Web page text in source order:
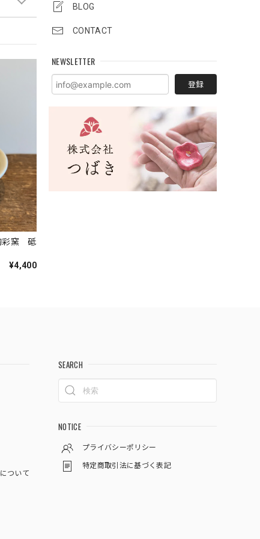
BLOG
CONTACT
NEWSLETTER
登録
彩窯 砥
¥4,400
ついて
SEARCH
NOTICE
プライバシーポリシー
特定商取引法に基づく表記